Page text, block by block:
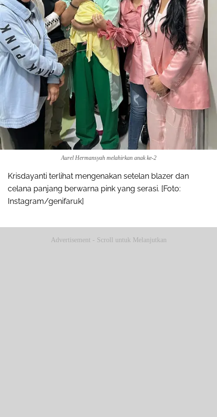
Aurel Hermansyah melahirkan anak ke-2
Krisdayanti terlihat mengenakan setelan blazer dan
celana panjang berwarna pink yang serasi. [Foto:
Instagram/genifaruk]
Advertisement - Scroll untuk Melanjutkan